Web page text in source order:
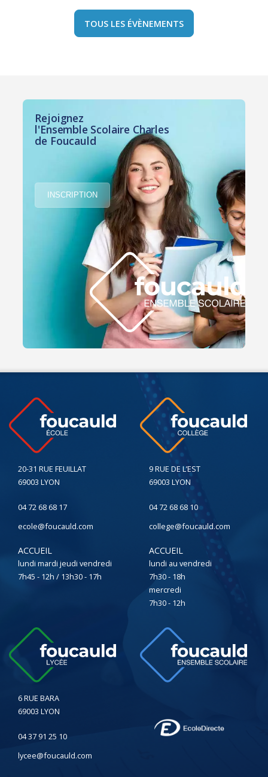
TOUS LES ÉVÈNEMENTS
Rejoignez
l'Ensemble Scolaire Charles
de Foucauld
INSCRIPTION
20-31 RUE FEUILLAT
69003 LYON
04 72 68 68 17
ecole@foucauld.com
ACCUEIL
lundi mardi jeudi vendredi
7h45 - 12h / 13h30 - 17h
9 RUE DE L’EST
69003 LYON
04 72 68 68 10
college@foucauld.com
ACCUEIL
lundi au vendredi
7h30 - 18h
mercredi
7h30 - 12h
6 RUE BARA
69003 LYON
04 37 91 25 10
lycee@foucauld.com